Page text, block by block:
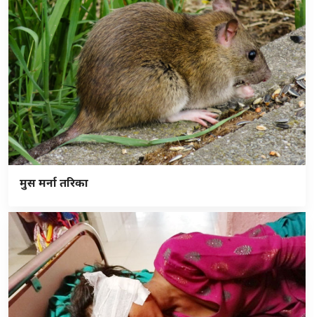
मुस मर्ना तरिका